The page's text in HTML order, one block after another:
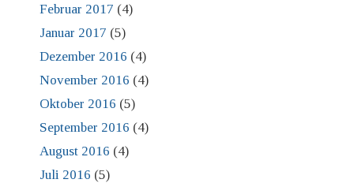
Februar 2017 (4)
Januar 2017 (5)
Dezember 2016 (4)
November 2016 (4)
Oktober 2016 (5)
September 2016 (4)
August 2016 (4)
Juli 2016 (5)